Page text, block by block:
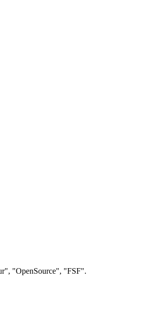
"OpenSource", "FSF".